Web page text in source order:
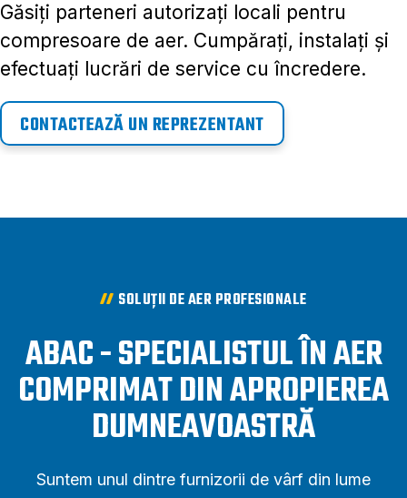
Găsiți parteneri autorizați locali pentru
compresoare de aer. Cumpărați, instalați și
efectuați lucrări de service cu încredere.
CONTACTEAZĂ UN REPREZENTANT
SOLUȚII DE AER PROFESIONALE
ABAC - SPECIALISTUL ÎN AER
COMPRIMAT DIN APROPIEREA
DUMNEAVOASTRĂ
Suntem unul dintre furnizorii de vârf din lume